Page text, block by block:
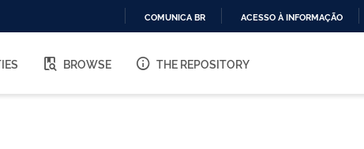
O
COMUNICA BR ACESSO À INFORMAÇÃO
BROWSE THE REPOSITORY